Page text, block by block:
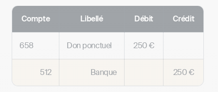
Compte Libellé Débit Crédit
658 Don ponctuel 250 €
512 Banque 250 €